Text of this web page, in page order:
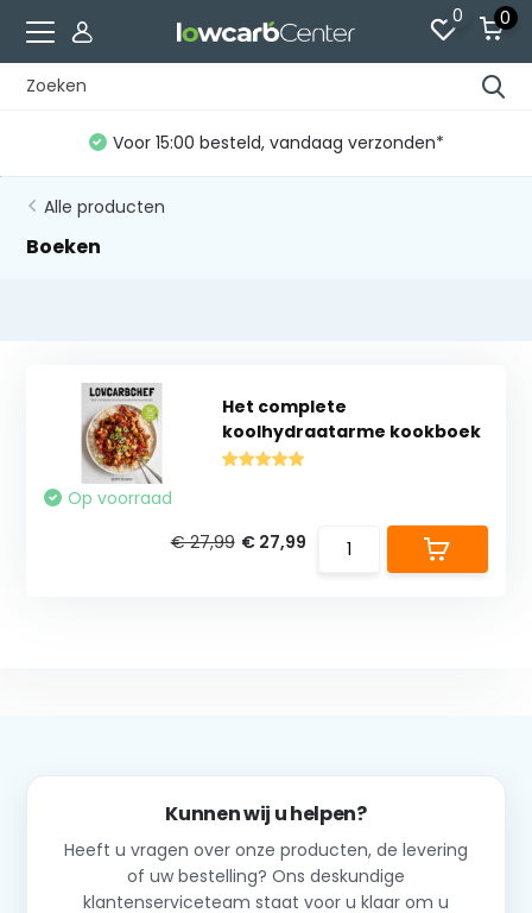
0 0
Voor 15:00 besteld, vandaag verzonden*
Alle producten
Boeken
Het complete
koolhydraatarme kookboek
Op voorraad
€ 27,99 € 27,99
Kunnen wij u helpen?
Heeft u vragen over onze producten, de levering
of uw bestelling? Ons deskundige
klantenserviceteam staat voor u klaar om u